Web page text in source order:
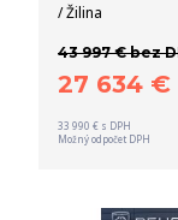
/ Žilina
43 997 € bez
27 634 €
33 990 € s DPH
Možný odpočet DPH